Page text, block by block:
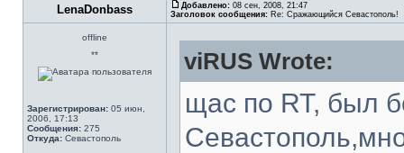
LenaDonbass Добавлено: 08 сен, 2008, 21:47
Заголовок сообщения: Re: Сражающийся Севастополь!
offline
**
Зарегистрирован: 05 июн,
2006, 17:13
Сообщения: 275
Откуда: Севастополь
viRUS Wrote:
щас по RT, был